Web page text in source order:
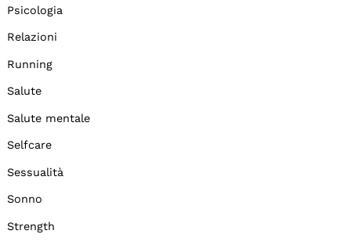
Psicologia
Relazioni
Running
Salute
Salute mentale
Selfcare
Sessualità
Sonno
Strength